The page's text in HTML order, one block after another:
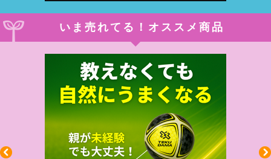
いま売れてる！オススメ商品